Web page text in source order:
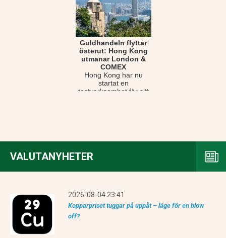
Guldhandeln flyttar
österut: Hong Kong
utmanar London &
COMEX
Hong Kong har nu
startat en
testverksamhet för sitt
VALUTANYHETER
2026-08-04 23:41
Kopparpriset tuggar på uppåt – läge för en blow
off?